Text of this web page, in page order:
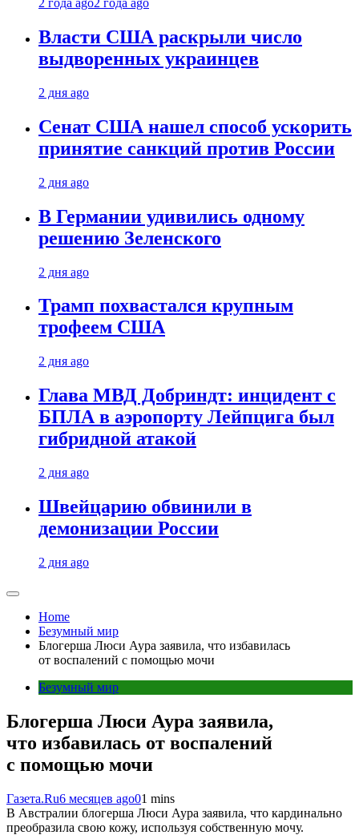
2 года ago2 года ago
Власти США раскрыли число
выдворенных украинцев
2 дня ago
Сенат США нашел способ ускорить
принятие санкций против России
2 дня ago
В Германии удивились одному
решению Зеленского
2 дня ago
Трамп похвастался крупным
трофеем США
2 дня ago
Глава МВД Добриндт: инцидент с
БПЛА в аэропорту Лейпцига был
гибридной атакой
2 дня ago
Швейцарию обвинили в
демонизации России
2 дня ago
Home
Безумный мир
Блогерша Люси Аура заявила, что избавилась
от воспалений с помощью мочи
Безумный мир
Блогерша Люси Аура заявила,
что избавилась от воспалений
с помощью мочи
Газета.Ru6 месяцев ago01 mins
В Австралии блогерша Люси Аура заявила, что кардинально
преобразила свою кожу, используя собственную мочу.